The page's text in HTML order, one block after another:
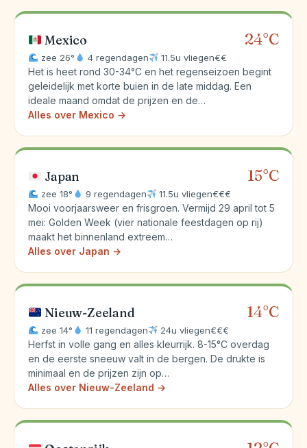
Mexico 24°C
zee 26° 4 regendagen 11.5u vliegen€€
Het is heet rond 30-34°C en het regenseizoen begint
geleidelijk met korte buien in de late middag. Een
ideale maand omdat de prijzen en de…
Alles over Mexico →
Japan 15°C
zee 18° 9 regendagen 11.5u vliegen€€€
Mooi voorjaarsweer en frisgroen. Vermijd 29 april tot 5
mei: Golden Week (vier nationale feestdagen op rij)
maakt het binnenland extreem…
Alles over Japan →
Nieuw-Zeeland 14°C
zee 14° 11 regendagen 24u vliegen€€€
Herfst in volle gang en alles kleurrijk. 8-15°C overdag
en de eerste sneeuw valt in de bergen. De drukte is
minimaal en de prijzen zijn op…
Alles over Nieuw-Zeeland →